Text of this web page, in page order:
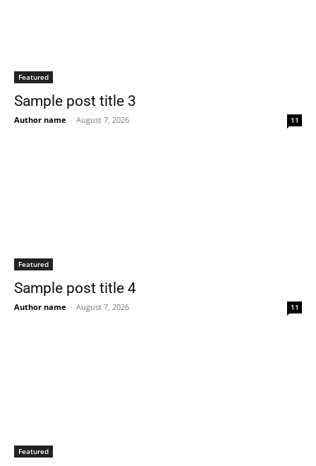
Featured
Sample post title 3
Author name - August 7, 2026 11
Featured
Sample post title 4
Author name - August 7, 2026 11
Featured